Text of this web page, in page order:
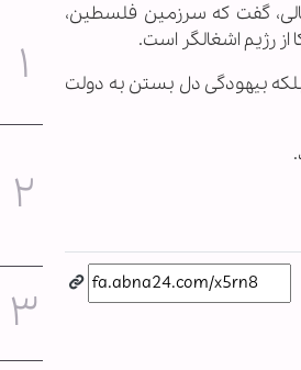
گفت که سرزمین فلسطین،
از رژیم اشغالگر است.
بلکه بیهودگی دل بستن به دولت